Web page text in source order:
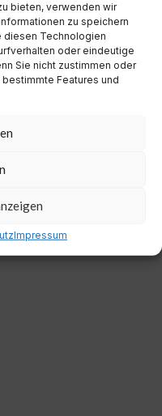
bieten, verwenden wir
zu speichern
diesen Technologien
oder eindeutige
Sie nicht zustimmen oder
Features und
Impressum